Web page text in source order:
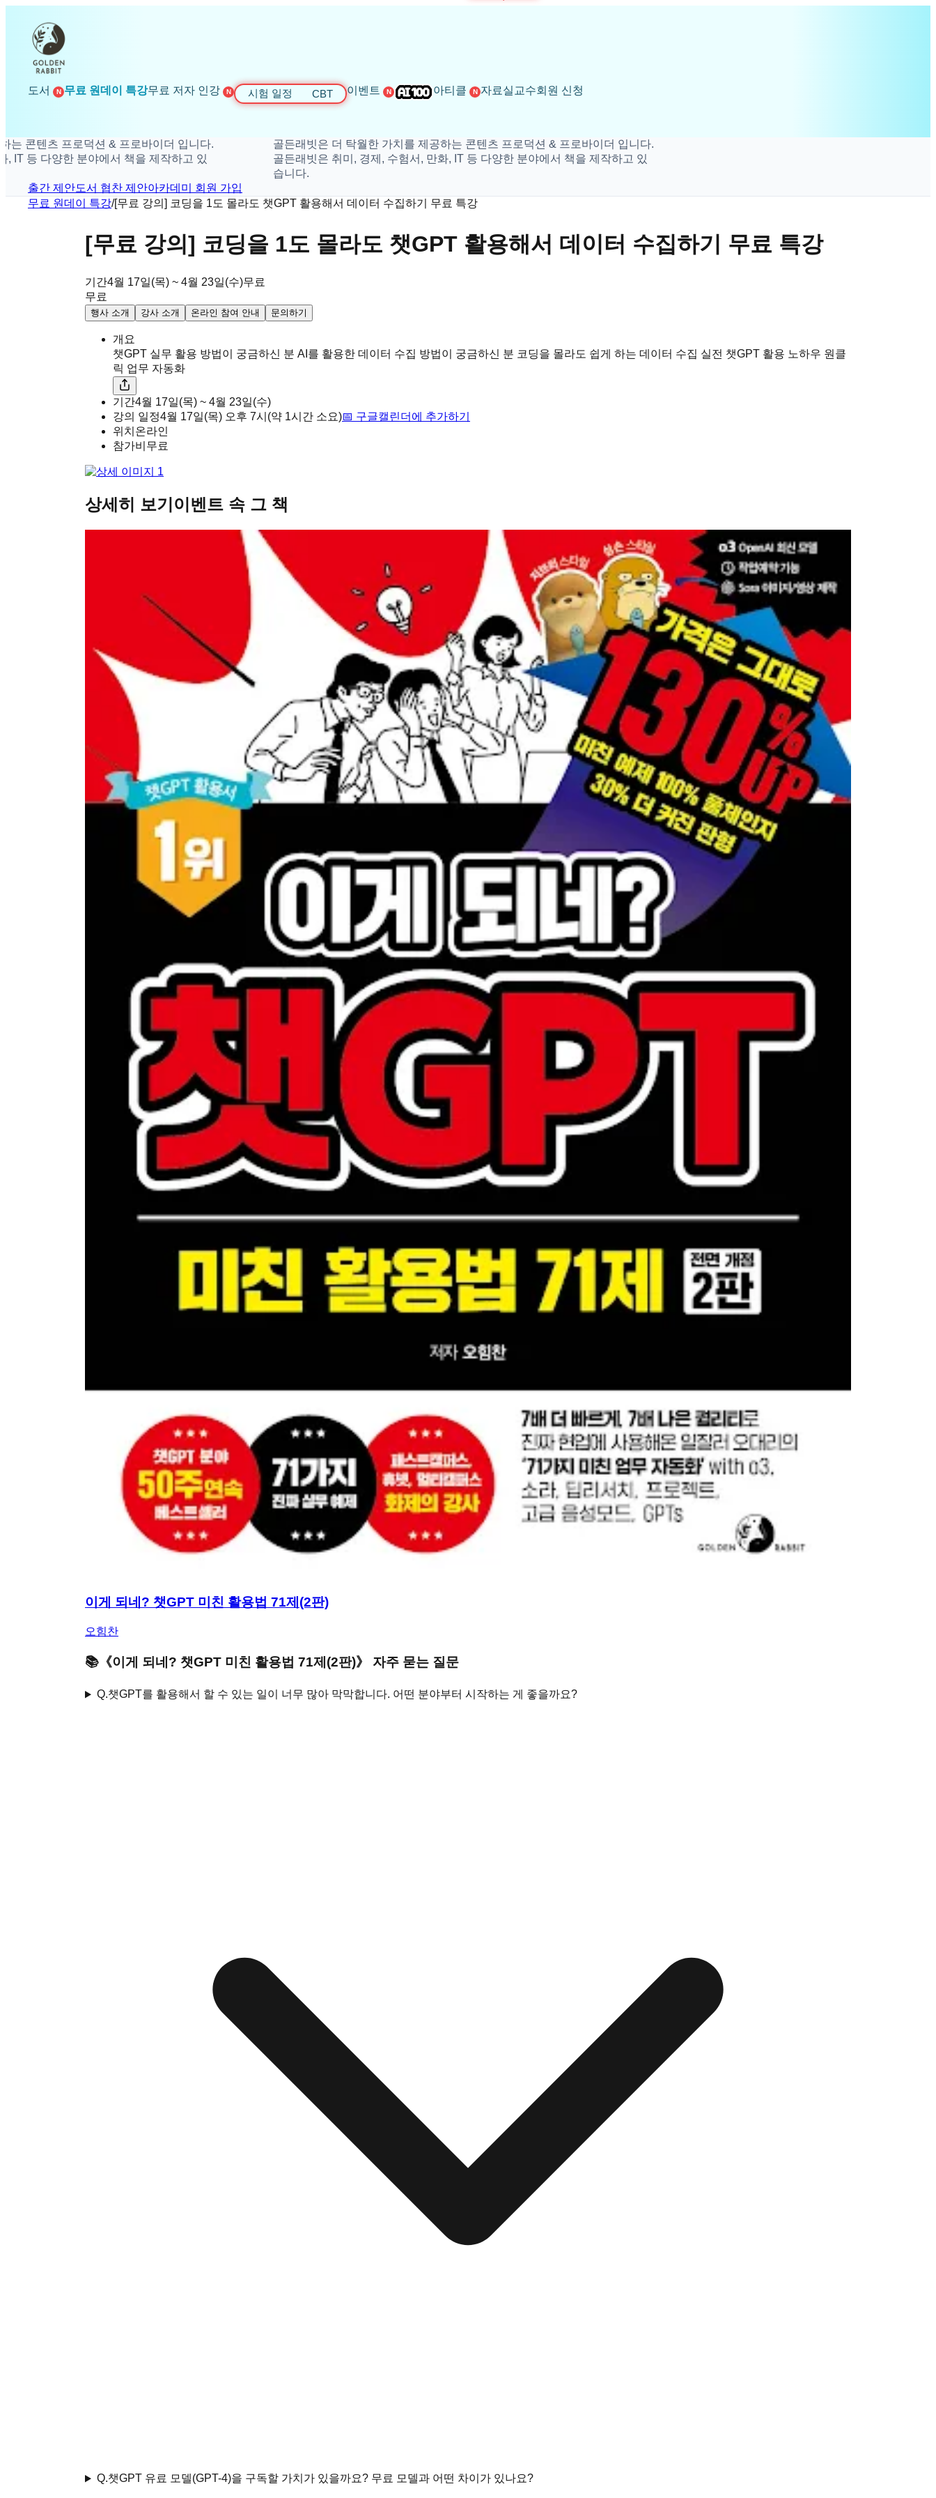
도서 N 무료 원데이 특강무료 저자 인강 N 시험 일정 CBT 이벤트 N 아티클 N 자료실 교수회원 신청
프로덕션 & 프로바이더 입니다.
양한 분야에서 책을 제작하고 있
골든래빗은 더 탁월한 가치를 제공하는 콘텐츠 프로덕션 & 프로바이더 입니다.
골든래빗은 취미, 경제, 수험서, 만화, IT 등 다양한 분야에서 책을 제작하고 있
출간 제안도서 협찬 제안아카데미 회원 가입
무료 원데이 특강/[무료 강의] 코딩을 1도 몰라도 챗GPT 활용해서 데이터 수집하기 무료 특강
[무료 강의] 코딩을 1도 몰라도 챗GPT 활용해서 데이터 수집하기 무료 특강
기간4월 17일(목) ~ 4월 23일(수)무료
무료
행사 소개 강사 소개 온라인 참여 안내 문의하기
개요
챗GPT 실무 활용 방법이 궁금하신 분 AI를 활용한 데이터 수집 방법이 궁금하신 분 코딩을 몰라도 쉽게 하는 데이터 수집 실전 챗GPT 활용 노하우 원클
릭 업무 자동화
기간4월 17일(목) ~ 4월 23일(수)
강의 일정4월 17일(목) 오후 7시 (약 1시간 소요)📅 구글캘린더에 추가하기
위치 온라인
참가비 무료
상세히 보기 이벤트 속 그 책
이게 되네? 챗GPT 미친 활용법 71제(2판)
오힘찬
📚 《이게 되네? 챗GPT 미친 활용법 71제(2판)》 자주 묻는 질문
Q.챗GPT를 활용해서 할 수 있는 일이 너무 많아 막막합니다. 어떤 분야부터 시작하는 게 좋을까요?
Q.챗GPT 유료 모델(GPT-4)을 구독할 가치가 있을까요? 무료 모델과 어떤 차이가 있나요?